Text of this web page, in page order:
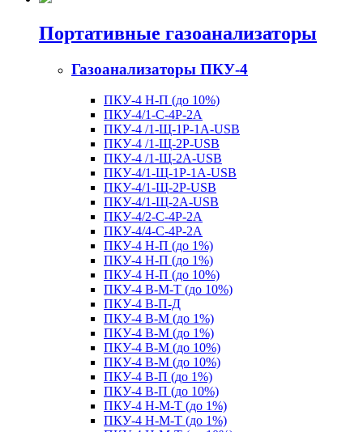
Портативные газоанализаторы
Газоанализаторы ПКУ-4
ПКУ-4 Н-П (до 10%)
ПКУ-4/1-С-4Р-2А
ПКУ-4 /1-Щ-1Р-1А-USB
ПКУ-4 /1-Щ-2Р-USB
ПКУ-4 /1-Щ-2А-USB
ПКУ-4/1-Щ-1Р-1А-USB
ПКУ-4/1-Щ-2Р-USB
ПКУ-4/1-Щ-2А-USB
ПКУ-4/2-С-4Р-2А
ПКУ-4/4-С-4Р-2А
ПКУ-4 Н-П (до 1%)
ПКУ-4 Н-П (до 1%)
ПКУ-4 Н-П (до 10%)
ПКУ-4 В-М-Т (до 10%)
ПКУ-4 В-П-Д
ПКУ-4 В-М (до 1%)
ПКУ-4 В-М (до 1%)
ПКУ-4 В-М (до 10%)
ПКУ-4 В-М (до 10%)
ПКУ-4 В-П (до 1%)
ПКУ-4 В-П (до 10%)
ПКУ-4 Н-М-Т (до 1%)
ПКУ-4 Н-М-Т (до 1%)